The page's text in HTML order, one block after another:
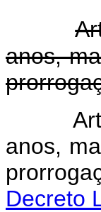
anos,
anos,
Decreto